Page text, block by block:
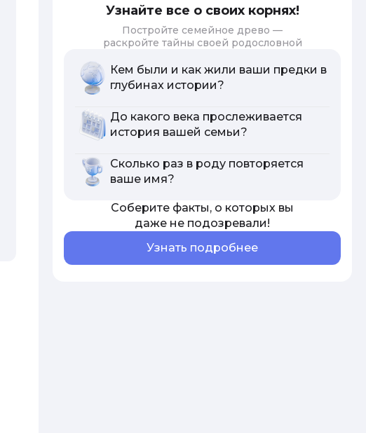
Узнайте все о своих корнях!
Постройте семейное древо —
раскройте тайны своей родословной
Кем были и как жили ваши предки в
глубинах истории?
До какого века прослеживается
история вашей семьи?
Сколько раз в роду повторяется
ваше имя?
Соберите факты, о которых вы
даже не подозревали!
Узнать подробнее